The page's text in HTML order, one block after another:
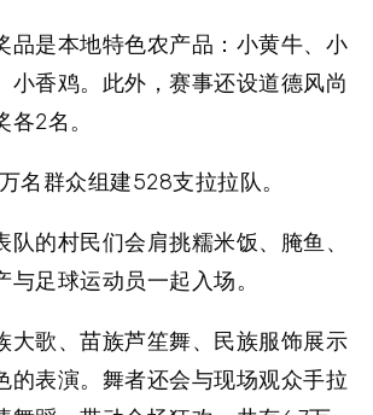
品是本地特色农产品：小黄牛、小
小香鸡。此外，赛事还设道德风尚
2名。
名群众组建528支拉拉队。
队的村民们会肩挑糯米饭、腌鱼、
足球运动员一起入场。
大歌、苗族芦笙舞、民族服饰展示
的表演。舞者还会与现场观众手拉